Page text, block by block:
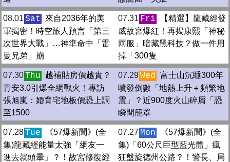
08.01 Sat
來自2036年的美
軍揭密！時空旅人預言「第三
次世界大戰」…神準命中「雷
曼兄弟」崩
07.31 Fri
【精選】龍藏經發
威故宮爆紅！再揭康熙「神秘
雨服」暗藏黑科技？做一件用
掉「300隻
07.30Thu
越補貼房價越貴？
青安3.0引爆全網戰火！專訪
張旭嵐：婚育宅地板價恐上調
至1500
07.29Wed 富士山沉睡300年
噴發倒數「地熱上升＋頻繁地
震」？近900度火山碎屑「恐
瞬間籠罩
07.28Tue
《57爆新聞》(全
集)龍藏經能量太強「網友一
進去就頭暈」？！故宮修復經
07.27 Mon
《57爆新聞》(全
集)「60公尺巨型藍光體」瘋
狂盤旋德州公路？！警長、局